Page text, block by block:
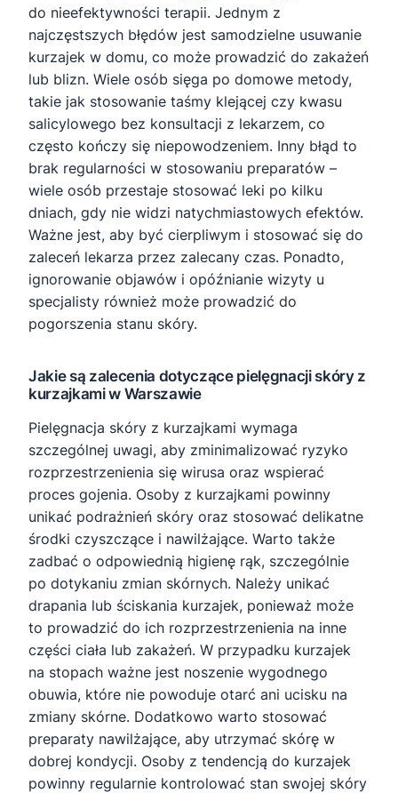
do nieefektywności terapii. Jednym z
najczęstszych błędów jest samodzielne usuwanie
kurzajek w domu, co może prowadzić do zakażeń
lub blizn. Wiele osób sięga po domowe metody,
takie jak stosowanie taśmy klejącej czy kwasu
salicylowego bez konsultacji z lekarzem, co
często kończy się niepowodzeniem. Inny błąd to
brak regularności w stosowaniu preparatów –
wiele osób przestaje stosować leki po kilku
dniach, gdy nie widzi natychmiastowych efektów.
Ważne jest, aby być cierpliwym i stosować się do
zaleceń lekarza przez zalecany czas. Ponadto,
ignorowanie objawów i opóźnianie wizyty u
specjalisty również może prowadzić do
pogorszenia stanu skóry.
Jakie są zalecenia dotyczące pielęgnacji skóry z
kurzajkami w Warszawie
Pielęgnacja skóry z kurzajkami wymaga
szczególnej uwagi, aby zminimalizować ryzyko
rozprzestrzenienia się wirusa oraz wspierać
proces gojenia. Osoby z kurzajkami powinny
unikać podrażnień skóry oraz stosować delikatne
środki czyszczące i nawilżające. Warto także
zadbać o odpowiednią higienę rąk, szczególnie
po dotykaniu zmian skórnych. Należy unikać
drapania lub ściskania kurzajek, ponieważ może
to prowadzić do ich rozprzestrzenienia na inne
części ciała lub zakażeń. W przypadku kurzajek
na stopach ważne jest noszenie wygodnego
obuwia, które nie powoduje otarć ani ucisku na
zmiany skórne. Dodatkowo warto stosować
preparaty nawilżające, aby utrzymać skórę w
dobrej kondycji. Osoby z tendencją do kurzajek
powinny regularnie kontrolować stan swojej skóry